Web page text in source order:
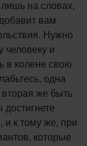
лишь на словах,
вам
Нужно
человеку и
в колене свою
одна
вторая же быть
и к тому же, при
которые